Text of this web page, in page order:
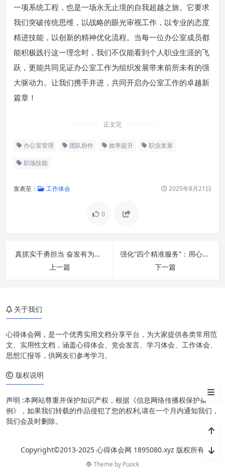
一项系统工程，也是一场永无止境的自我超越之旅。它要求
我们突破传统思维，以战略的眼光审视工作，以专业的态度
精进技能，以创新的精神优化流程。当每一位办公室成员都
能积极践行这一理念时，我们不仅能看到个人职业生涯的飞
跃，更能共同见证办公室工作为组织发展带来前所未有的强
大驱动力。让我们携手并进，共同开启办公室工作的卓越新
篇章！
正文完
办公室管理 团队协作 效率提升 职业发展
职场技能
发表至： 工作体会 2025年8月21日
0
真抓实干勇担当 奋发有为促发展：新时代下的行动指南与发展引擎
上一篇
强化“四个精准服务”：用心用情做好新时代老干部工作
下一篇
为什么“提升站位”是关键？超越
具体路径
领导力与员工赋能：双向驱动，
关于我们
心得体会网，是一个优秀实用文档分享平台，为大家提供各类常用范
文、实用性文档，涵盖心得体会、党会发言、学习体会、工作体会、
思想汇报等，供网友们参考学习。
版权说明
声明 :本网站尊重并保护知识产权，根据《信息网络传播权保护条
例》，如果我们转载的作品侵犯了您的权利,请在一个月内通知我们，
我们会及时删除。
Copyright©2013-2025 心得体会网 1895080.xyz 版权所有
Theme by Puock